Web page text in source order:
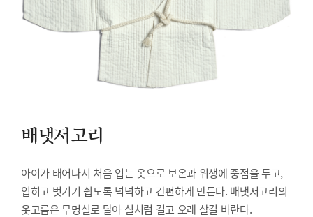
배냇저고리
아이가 태어나서 처음 입는 옷으로 보온과 위생에 중점을 두고,
입히고 벗기기 쉽도록 넉넉하고 간편하게 만든다. 배냇저고리의
옷고름은 무명실로 달아 실처럼 길고 오래 살길 바란다.